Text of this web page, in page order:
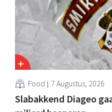
Food 7 Augustus, 2026
Slabakkend Diageo